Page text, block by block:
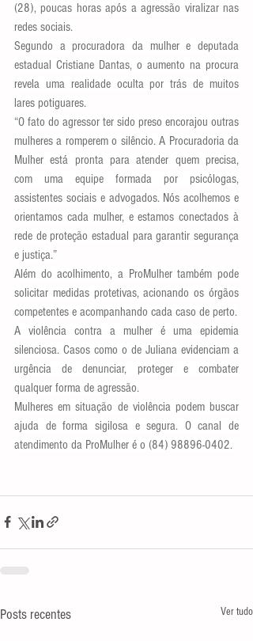
(28), poucas horas após a agressão viralizar nas
redes sociais.
Segundo a procuradora da mulher e deputada
estadual Cristiane Dantas, o aumento na procura
revela uma realidade oculta por trás de muitos
lares potiguares.
“O fato do agressor ter sido preso encorajou outras
mulheres a romperem o silêncio. A Procuradoria da
Mulher está pronta para atender quem precisa,
com uma equipe formada por psicólogas,
assistentes sociais e advogados. Nós acolhemos e
orientamos cada mulher, e estamos conectados à
rede de proteção estadual para garantir segurança
e justiça.”
Além do acolhimento, a ProMulher também pode
solicitar medidas protetivas, acionando os órgãos
competentes e acompanhando cada caso de perto.
A violência contra a mulher é uma epidemia
silenciosa. Casos como o de Juliana evidenciam a
urgência de denunciar, proteger e combater
qualquer forma de agressão.
Mulheres em situação de violência podem buscar
ajuda de forma sigilosa e segura. O canal de
atendimento da ProMulher é o (84) 98896-0402.
Posts recentes Ver tudo